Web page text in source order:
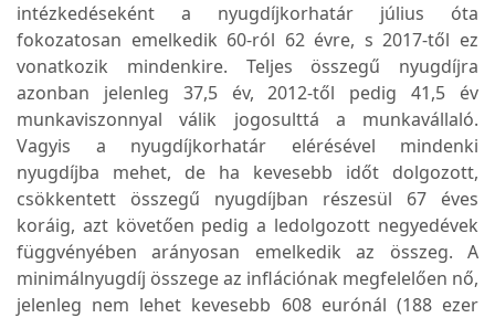
intézkedéseként a nyugdíjkorhatár július óta
fokozatosan emelkedik 60-ról 62 évre, s 2017-től ez
vonatkozik mindenkire. Teljes összegű nyugdíjra
azonban jelenleg 37,5 év, 2012-től pedig 41,5 év
munkaviszonnyal válik jogosulttá a munkavállaló.
Vagyis a nyugdíjkorhatár elérésével mindenki
nyugdíjba mehet, de ha kevesebb időt dolgozott,
csökkentett összegű nyugdíjban részesül 67 éves
koráig, azt követően pedig a ledolgozott negyedévek
függvényében arányosan emelkedik az összeg. A
minimálnyugdíj összege az inflációnak megfelelően nő,
jelenleg nem lehet kevesebb 608 eurónál (188 ezer